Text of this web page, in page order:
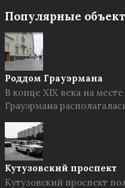
Популярные
Роддом Грауэрмана
В конце XIX века на
Грауэрмана
Кутузовский проспект
Кутузовский проспект